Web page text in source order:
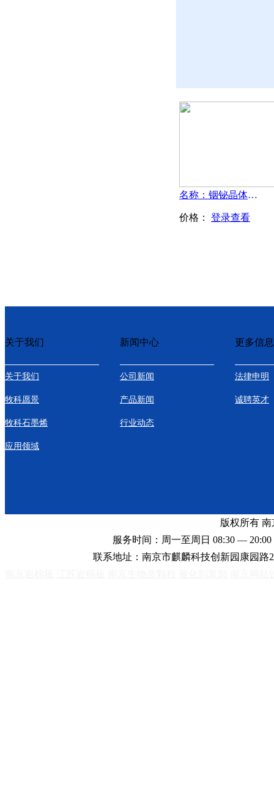
名称：铟铋晶体- InBi
价格： 登录查看
关于我们 新闻中心 更多信息
关于我们
牧科愿景
牧科石墨烯
应用领域
公司新闻
产品新闻
行业动态
法律申明
诚聘英才
版权所有
服务时间：周一至周日 08:30 —
联系地址：南京市麒麟科技创新园康园